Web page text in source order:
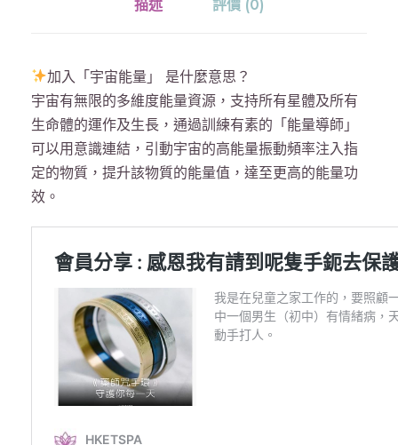
露
經
文
）
金
色
數
描述 評價 (0)
加入「宇宙能量」 是什麼意思？
宇宙有無限的多維度能量資源，支持所有星體及所有
生命體的運作及生長，通過訓練有素的「能量導師」
可以用意識連結，引動宇宙的高能量振動頻率注入指
定的物質，提升該物質的能量值，達至更高的能量功
效。